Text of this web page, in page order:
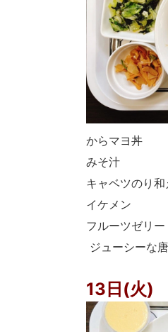
からマヨ丼
みそ汁
キャベツのり和
イケメン
フルーツゼリー
ジューシーな
13日(火)